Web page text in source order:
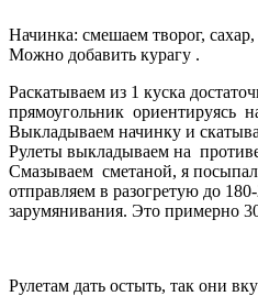
Начинка: смешаем творог,
Можно добавить курагу .
Раскатываем из 1 куска
прямоугольник ориентируясь
Выкладываем начинку и
Рулеты выкладываем на
Смазываем сметаной, я
отправляем в разогретую до
зарумянивания. Это примерно
Рулетам дать остыть, так они